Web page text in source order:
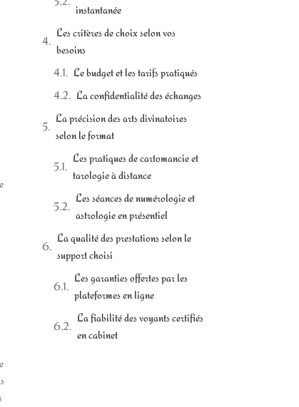
instantanée
Les critères de choix selon vos
besoins
Le budget et les tarifs pratiqués
La confidentialité des échanges
La précision des arts divinatoires
selon le format
Les pratiques de cartomancie et
tarologie à distance
Les séances de numérologie et
astrologie en présentiel
La qualité des prestations selon le
support choisi
Les garanties offertes par les
plateformes en ligne
La fiabilité des voyants certifiés
en cabinet